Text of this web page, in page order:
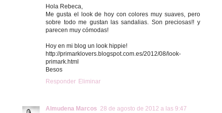
Hola Rebeca,
Me gusta el look de hoy con colores muy suaves, pero
sobre todo me gustan las sandalias. Son preciosas!! y
parecen muy cómodas!
Hoy en mi blog un look hippie!
http://primarklovers.blogspot.com.es/2012/08/look-
primark.html
Besos
Responder Eliminar
Almudena Marcos 28 de agosto de 2012 a las 9:47